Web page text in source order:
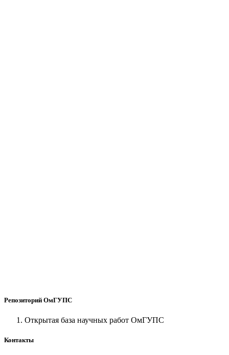
Репозиторий ОмГУПС
Открытая база научных работ ОмГУПС
Контакты